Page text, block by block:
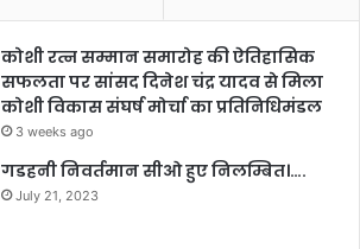
कोशी रत्न सम्मान समारोह की ऐतिहासिक
सफलता पर सांसद दिनेश चंद्र यादव से मिला
कोशी विकास संघर्ष मोर्चा का प्रतिनिधिमंडल
3 weeks ago
गडहनी निवर्तमान सीओ हुए निलम्बित।….
July 21, 2023